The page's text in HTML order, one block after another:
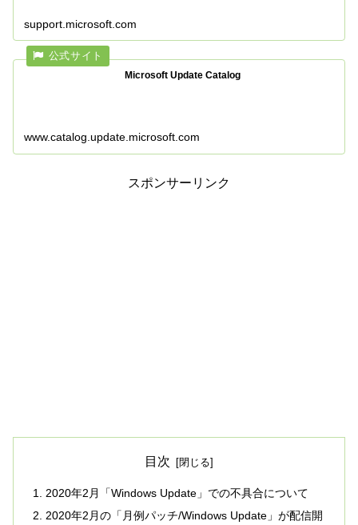
support.microsoft.com
Microsoft Update Catalog
www.catalog.update.microsoft.com
スポンサーリンク
目次
2020年2月「Windows Update」での不具合について
2020年2月の「月例パッチ/Windows Update」が配信開